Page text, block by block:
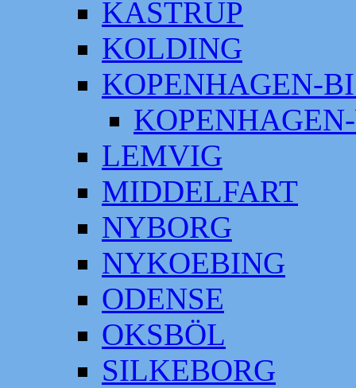
KASTRUP
KOLDING
KOPENHAGEN-
LEMVIG
MIDDELFART
NYBORG
NYKOEBING
ODENSE
OKSBÖL
SILKEBORG